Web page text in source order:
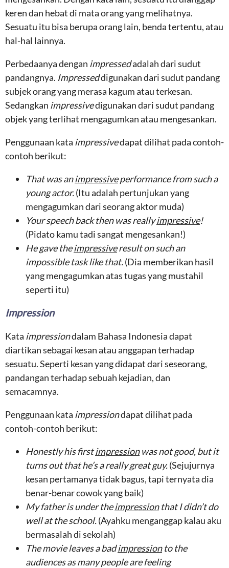
keren dan hebat di mata orang yang melihatnya.
Sesuatu itu bisa berupa orang lain, benda tertentu, atau
hal-hal lainnya.
Perbedaanya dengan impressedadalah dari sudut
pandangnya. Impresseddigunakan dari sudut pandang
subjek orang yang merasa kagum atau terkesan.
Sedangkan impressivedigunakan dari sudut pandang
objek yang terlihat mengagumkan atau mengesankan.
Penggunaan kata impressivedapat dilihat pada contoh-
contoh berikut:
That was animpressiveperformance from such a
young actor.(Itu adalah pertunjukan yang
mengagumkan dari seorang aktor muda)
Your speech back then was reallyimpressive!
(Pidato kamu tadi sangat mengesankan!)
He gave theimpressiveresult on such an
impossible task like that.(Dia memberikan hasil
yang mengagumkan atas tugas yang mustahil
seperti itu)
Impression
Kata impressiondalam Bahasa Indonesia dapat
diartikan sebagai kesan atau anggapan terhadap
sesuatu. Seperti kesan yang didapat dari seseorang,
pandangan terhadap sebuah kejadian, dan
semacamnya.
Penggunaan kata impressiondapat dilihat pada
contoh-contoh berikut:
Honestly his firstimpressionwas not good, but it
turns out that he’s a really great guy.(Sejujurnya
kesan pertamanya tidak bagus, tapi ternyata dia
benar-benar cowok yang baik)
My father is under theimpressionthat I didn’t do
well at the school.(Ayahku menganggap kalau aku
bermasalah di sekolah)
The movie leaves a badimpressionto the
audiences as many people are feeling